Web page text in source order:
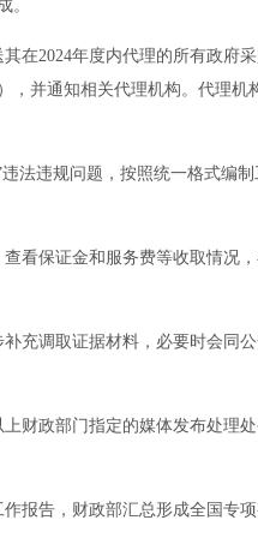
。
2024年度内代理的所有政府
，并通知相关代理机构。代理机
违规问题，按照统一格式编制
保证金和服务费等收取情况，
调取证据材料，必要时会同
政部门指定的媒体发布处理
报告，财政部汇总形成全国专